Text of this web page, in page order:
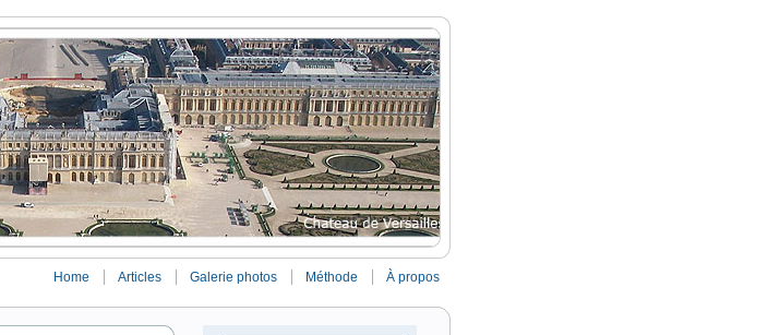
Home Articles Galerie photos Méthode À propos